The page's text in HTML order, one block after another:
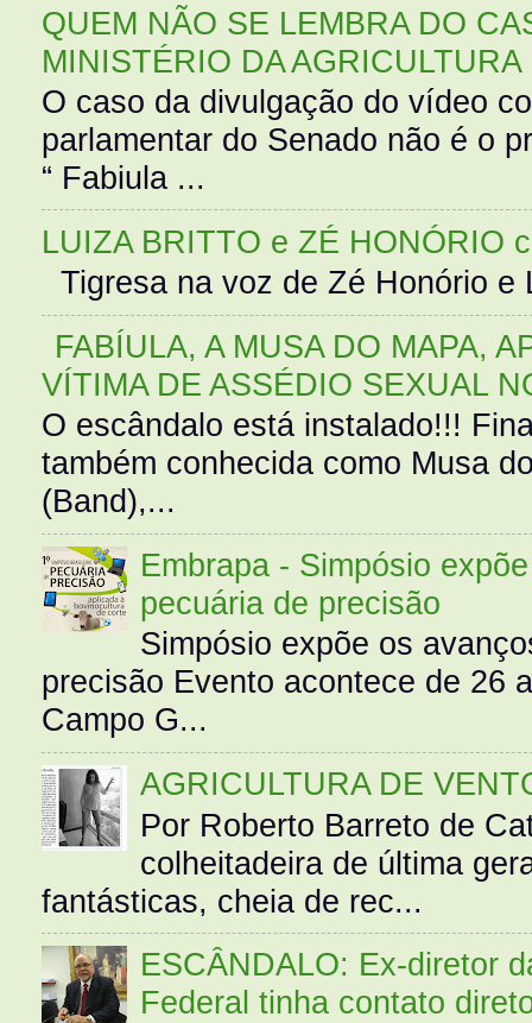
QUEM NÃO SE LEMBRA DO
MINISTÉRIO DA AGRICULTURA
O caso da divulgação do vídeo
parlamentar do Senado não é o
“ Fabiula ...
LUIZA BRITTO e ZÉ HONÓRIO
Tigresa na voz de Zé Honório
FABÍULA, A MUSA DO MAPA,
VÍTIMA DE ASSÉDIO SEXUAL
O escândalo está instalado!!!
também conhecida como Musa
(Band),...
Embrapa - Simpósio
pecuária de precisão
Simpósio expõe os
precisão Evento acontece de 26
Campo G...
AGRICULTURA DE
Por Roberto Barreto de
colheitadeira de última
fantásticas, cheia de rec...
ESCÂNDALO: Ex-diretor
Federal tinha contato